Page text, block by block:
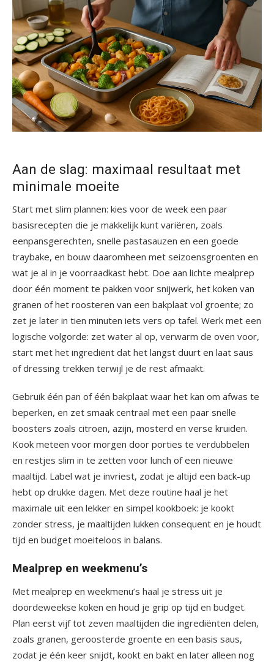
Aan de slag: maximaal resultaat met
minimale moeite
Start met slim plannen: kies voor de week een paar
basisrecepten die je makkelijk kunt variëren, zoals
eenpansgerechten, snelle pastasauzen en een goede
traybake, en bouw daaromheen met seizoensgroenten en
wat je al in je voorraadkast hebt. Doe aan lichte mealprep
door één moment te pakken voor snijwerk, het koken van
granen of het roosteren van een bakplaat vol groente; zo
zet je later in tien minuten iets vers op tafel. Werk met een
logische volgorde: zet water al op, verwarm de oven voor,
start met het ingrediënt dat het langst duurt en laat saus
of dressing trekken terwijl je de rest afmaakt.
Gebruik één pan of één bakplaat waar het kan om afwas te
beperken, en zet smaak centraal met een paar snelle
boosters zoals citroen, azijn, mosterd en verse kruiden.
Kook meteen voor morgen door porties te verdubbelen
en restjes slim in te zetten voor lunch of een nieuwe
maaltijd. Label wat je invriest, zodat je altijd een back-up
hebt op drukke dagen. Met deze routine haal je het
maximale uit een lekker en simpel kookboek: je kookt
zonder stress, je maaltijden lukken consequent en je houdt
tijd en budget moeiteloos in balans.
Mealprep en weekmenu’s
Met mealprep en weekmenu’s haal je stress uit je
doordeweekse koken en houd je grip op tijd en budget.
Plan eerst vijf tot zeven maaltijden die ingrediënten delen,
zoals granen, geroosterde groente en een basis saus,
zodat je één keer snijdt, kookt en bakt en later alleen nog